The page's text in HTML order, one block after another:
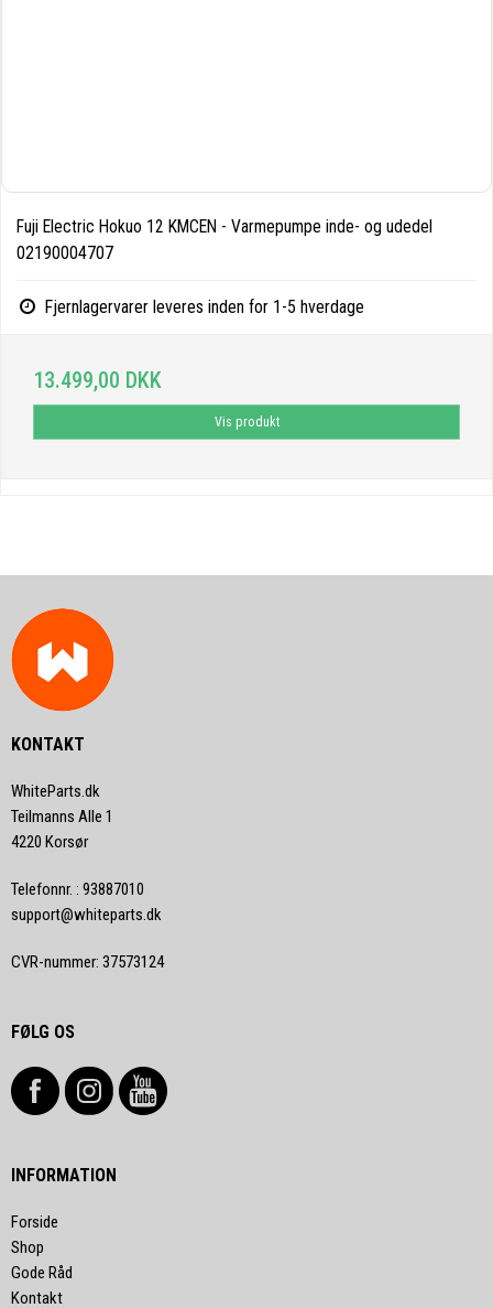
Fuji Electric Hokuo 12 KMCEN - Varmepumpe inde- og udedel
02190004707
Fjernlagervarer leveres inden for 1-5 hverdage
13.499,00 DKK
Vis produkt
KONTAKT
WhiteParts.dk
Teilmanns Alle 1
4220 Korsør
Telefonnr. : 93887010
support@whiteparts.dk
CVR-nummer: 37573124
FØLG OS
INFORMATION
Forside
Shop
Gode Råd
Kontakt